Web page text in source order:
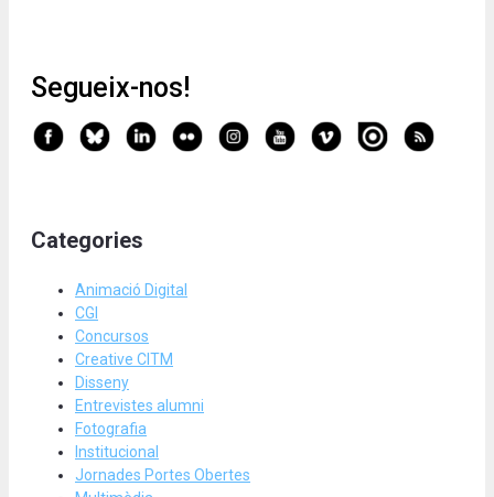
Segueix-nos!
Categories
Animació Digital
CGI
Concursos
Creative CITM
Disseny
Entrevistes alumni
Fotografia
Institucional
Jornades Portes Obertes